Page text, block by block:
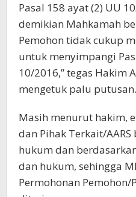
Pasal 158 ayat (2) UU
demikian Mahkamah
Pemohon tidak cukup
untuk menyimpangi
10/2016,” tegas Hakim
mengetuk palu putusan.
Masih menurut hakim,
dan Pihak Terkait/
hukum dan
dan hukum, sehingga
Permohonan